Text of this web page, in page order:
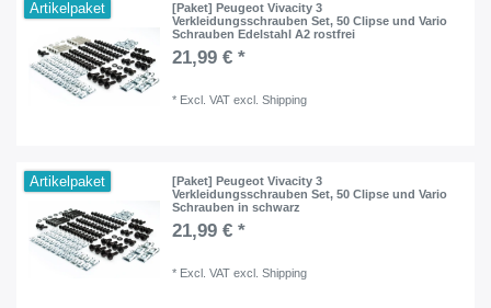
Artikelpaket
[Paket] Peugeot Vivacity 3
Verkleidungsschrauben Set, 50 Clipse und Vario
Schrauben Edelstahl A2 rostfrei
21,99 € *
* Excl. VAT excl.Shipping
Artikelpaket
[Paket] Peugeot Vivacity 3
Verkleidungsschrauben Set, 50 Clipse und Vario
Schrauben in schwarz
21,99 € *
* Excl. VAT excl.Shipping